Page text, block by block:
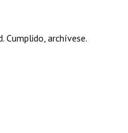
Cumplido, archívese.